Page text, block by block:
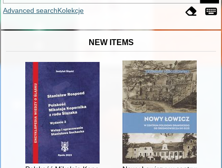
Advanced searchKolekcje
NEW ITEMS